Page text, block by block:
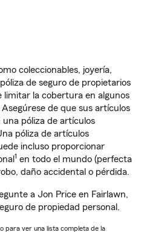
coleccionables, joyería,
de seguro de propietarios
limitar la cobertura en algunos
de que sus artículos
póliza de artículos
póliza de artículos
incluso proporcionar
1 en todo el mundo (perfecta
daño accidental o pérdida.
a Jon Price en Fairlawn,
de propiedad personal.
para ver una lista completa de la